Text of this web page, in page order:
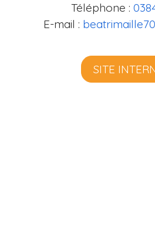
Téléphone :
E-mail :
SITE